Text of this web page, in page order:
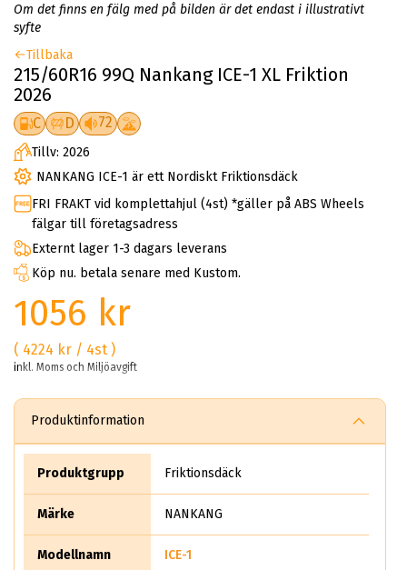
Om det finns en fälg med på bilden är det endast i illustrativt
syfte
Tillbaka
215/60R16 99Q Nankang ICE-1 XL Friktion
2026
C D 72
Tillv: 2026
NANKANG ICE-1 är ett Nordiskt Friktionsdäck
FRI FRAKT vid komplettahjul (4st) *gäller på ABS Wheels
fälgar till företagsadress
Externt lager 1-3 dagars leverans
Köp nu. betala senare med Kustom.
1056 kr
( 4224 kr / 4st )
inkl. Moms och Miljöavgift
Produktinformation
Produktgrupp Friktionsdäck
Märke NANKANG
Modellnamn ICE-1